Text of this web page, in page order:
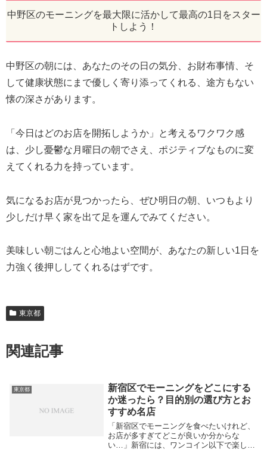
中野区のモーニングを最大限に活かして最高の1日をスター
トしよう！
中野区の朝には、あなたのその日の気分、お財布事情、そ
して健康状態にまで優しく寄り添ってくれる、途方もない
懐の深さがあります。
「今日はどのお店を開拓しようか」と考えるワクワク感
は、少し憂鬱な月曜日の朝でさえ、ポジティブなものに変
えてくれる力を持っています。
気になるお店が見つかったら、ぜひ明日の朝、いつもより
少しだけ早く家を出て足を運んでみてください。
美味しい朝ごはんと心地よい空間が、あなたの新しい1日を
力強く後押ししてくれるはずです。
東京都
関連記事
東京都
新宿区でモーニングをどこにする
か迷ったら？目的別の選び方とお
すすめ名店
「新宿区でモーニングを食べたいけれど、
お店が多すぎてどこが良いか分からな
い…」新宿には、ワンコイン以下で楽しめ